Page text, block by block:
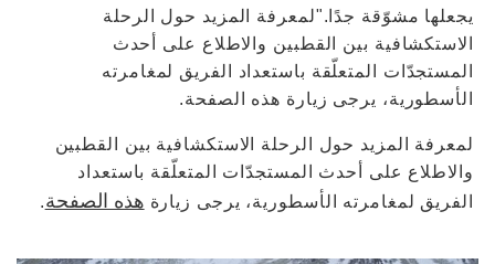
يجعلها مشوّقة جدًا."لمعرفة المزيد حول الرحلة
الاستكشافية بين القطبين والاطلاع على أحدث
المستجدّات المتعلّقة باستعداد الفريق لمغامرته
الأسطورية، يرجى زيارة هذه الصفحة.
لمعرفة المزيد حول الرحلة الاستكشافية بين القطبين
والاطلاع على أحدث المستجدّات المتعلّقة باستعداد
الفريق لمغامرته الأسطورية، يرجى زيارة هذه الصفحة.